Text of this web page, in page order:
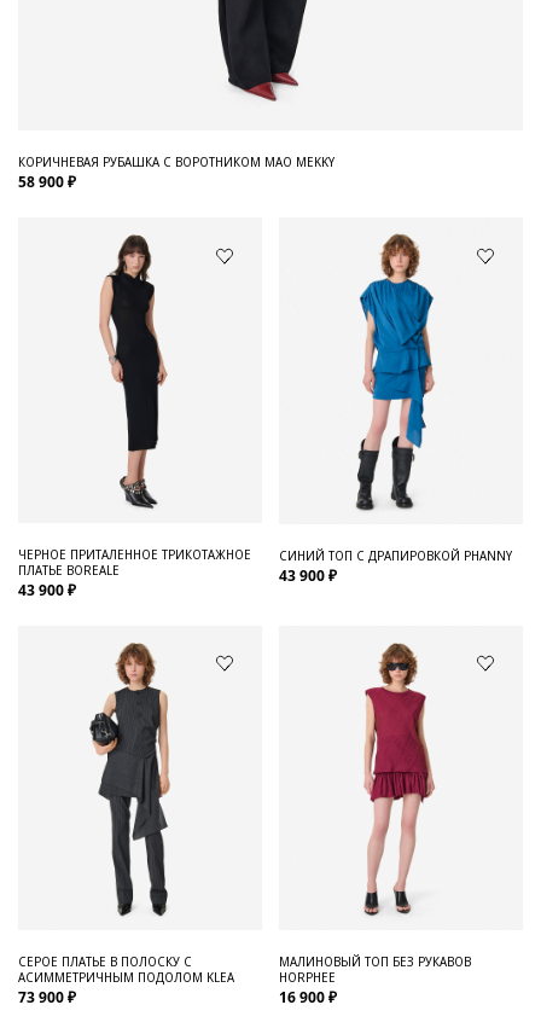
КОРИЧНЕВАЯ РУБАШКА С ВОРОТНИКОМ МАО MEKKY
58 900 ₽
ЧЕРНОЕ ПРИТАЛЕННОЕ ТРИКОТАЖНОЕ
ПЛАТЬЕ BOREALE
43 900 ₽
СИНИЙ ТОП С ДРАПИРОВКОЙ PHANNY
43 900 ₽
СЕРОЕ ПЛАТЬЕ В ПОЛОСКУ С
АСИММЕТРИЧНЫМ ПОДОЛОМ KLEA
73 900 ₽
МАЛИНОВЫЙ ТОП БЕЗ РУКАВОВ
HORPHEE
16 900 ₽